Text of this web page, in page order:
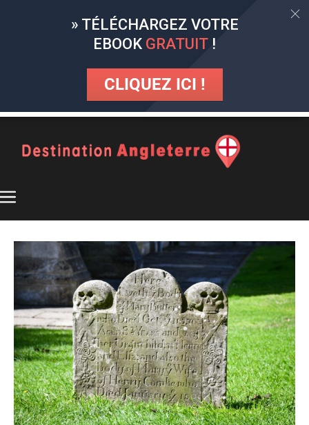
» TÉLÉCHARGEZ VOTRE
EBOOK GRATUIT !
CLIQUEZ ICI !